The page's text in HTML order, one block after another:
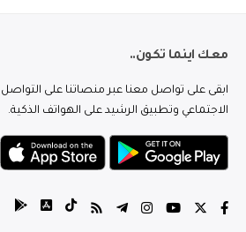
معك اينما تكون..
ابقى على تواصل معنا عبر منصاتنا على التواصل
الاجتماعي وتطبيق الرشيد على الهواتف الذكية.